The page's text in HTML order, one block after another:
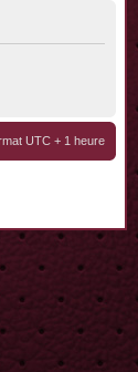
UTC + 1 heure